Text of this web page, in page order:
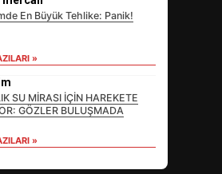
En Büyük Tehlike: Panik!
»
SU MİRASI İÇİN HAREKETE
GÖZLER BULUŞMADA
»
NE